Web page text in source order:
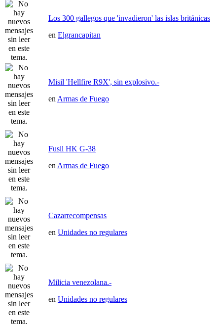
Los 300 gallegos que 'invadieron' las islas británicas
en Elgrancapitan
Misil 'Hellfire R9X', sin explosivo.-
en Armas de Fuego
Fusil HK G-38
en Armas de Fuego
Cazarrecompensas
en Unidades no regulares
Milicia venezolana.-
en Unidades no regulares